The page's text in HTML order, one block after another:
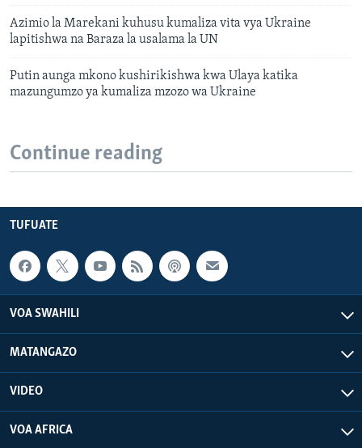
Azimio la Marekani kuhusu kumaliza vita vya Ukraine
lapitishwa na Baraza la usalama la UN
Putin aunga mkono kushirikishwa kwa Ulaya katika
mazungumzo ya kumaliza mzozo wa Ukraine
Continue reading
TUFUATE
VOA SWAHILI
MATANGAZO
VIDEO
VOA AFRICA